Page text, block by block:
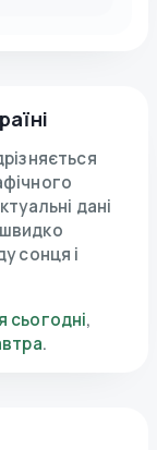
дані
сонця і
сьогодні,
.